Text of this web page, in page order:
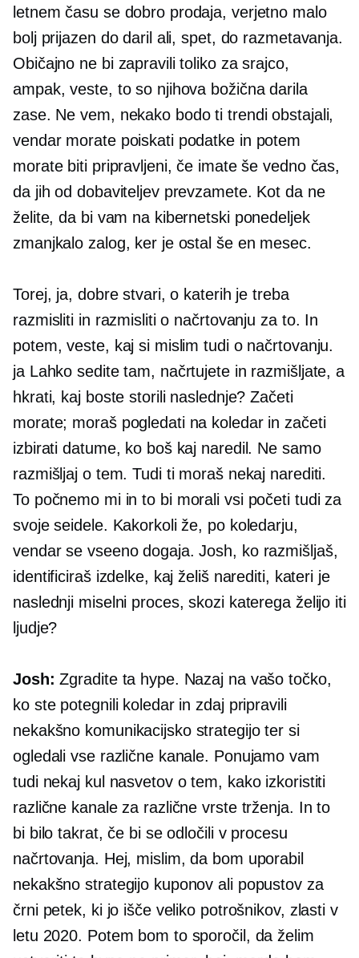
letnem času se dobro prodaja, verjetno malo
bolj prijazen do daril ali, spet, do razmetavanja.
Običajno ne bi zapravili toliko za srajco,
ampak, veste, to so njihova božična darila
zase. Ne vem, nekako bodo ti trendi obstajali,
vendar morate poiskati podatke in potem
morate biti pripravljeni, če imate še vedno čas,
da jih od dobaviteljev prevzamete. Kot da ne
želite, da bi vam na kibernetski ponedeljek
zmanjkalo zalog, ker je ostal še en mesec.
Torej, ja, dobre stvari, o katerih je treba
razmisliti in razmisliti o načrtovanju za to. In
potem, veste, kaj si mislim tudi o načrtovanju.
ja Lahko sedite tam, načrtujete in razmišljate, a
hkrati, kaj boste storili naslednje? Začeti
morate; moraš pogledati na koledar in začeti
izbirati datume, ko boš kaj naredil. Ne samo
razmišljaj o tem. Tudi ti moraš nekaj narediti.
To počnemo mi in to bi morali vsi početi tudi za
svoje seidele. Kakorkoli že, po koledarju,
vendar se vseeno dogaja. Josh, ko razmišljaš,
identificiraš izdelke, kaj želiš narediti, kateri je
naslednji miselni proces, skozi katerega želijo iti
ljudje?
Josh: Zgradite ta hype. Nazaj na vašo točko,
ko ste potegnili koledar in zdaj pripravili
nekakšno komunikacijsko strategijo ter si
ogledali vse različne kanale. Ponujamo vam
tudi nekaj kul nasvetov o tem, kako izkoristiti
različne kanale za različne vrste trženja. In to
bi bilo takrat, če bi se odločili v procesu
načrtovanja. Hej, mislim, da bom uporabil
nekakšno strategijo kuponov ali popustov za
črni petek, ki jo išče veliko potrošnikov, zlasti v
letu 2020. Potem bom to sporočil, da želim